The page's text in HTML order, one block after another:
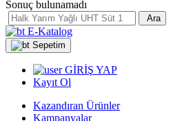
Sonuç bulunamadı
Ara
E-Katalog
Sepetim
GİRİŞ YAP
Kayıt Ol
Kazandıran Ürünler
Kampanyalar